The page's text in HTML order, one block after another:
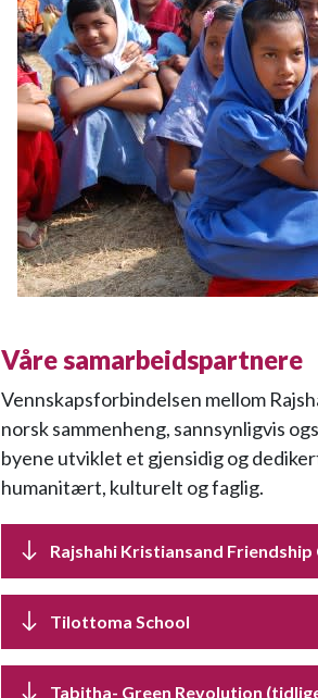
Våre samarbeidspartnere
Vennskapsforbindelsen mellom
norsk sammenheng, sannsynligvis
byene utviklet et gjensidig og
humanitært, kulturelt og faglig.
Rajshahi Kristiansand Friendship
Tilottoma School
Tabitha- Green Revolution